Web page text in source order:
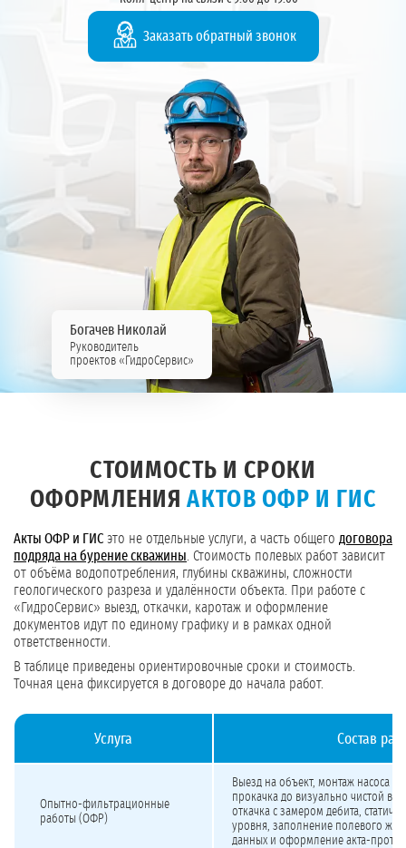
Заказать обратный звонок
Богачев Николай
Руководитель
проектов «ГидроСервис»
СТОИМОСТЬ И СРОКИ
ОФОРМЛЕНИЯАКТОВ ОФР И ГИС
Акты ОФР и ГИС это не отдельные услуги, а часть общего договора
подряда на бурение скважины . Стоимость полевых работ зависит
от объёма водопотребления, глубины скважины, сложности
геологического разреза и удалённости объекта. При работе с
«ГидроСервис» выезд, откачки, каротаж и оформление
документов идут по единому графику и в рамках одной
ответственности.
В таблице приведены ориентировочные сроки и стоимость.
Точная цена фиксируется в договоре до начала работ.
Услуга Состав
Опытно-фильтрационные
работы (ОФР)
Выезд на объект, монтаж насоса и
прокачка до визуально чистой
откачка с замером дебита,
уровня, заполнение полевого
данных и оформление акта-